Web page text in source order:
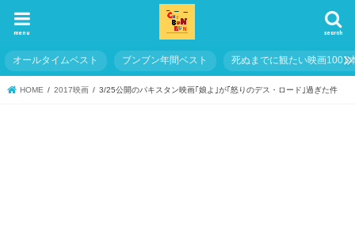
search
menu
オールタイムベスト ブンブン年間ベスト 死ぬまでに観たい映画1001
HOME 2017映画 3/25公開のパキスタン映画｢娘よ｣が｢怒りのデス・ロード｣過ぎた件